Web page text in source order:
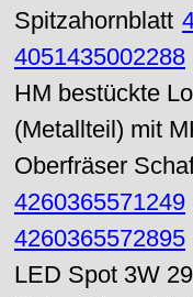
Spitzahornblatt
4051435002288
HM bestückte
(Metallteil) mit
Oberfräser
4260365571249
4260365572895
LED Spot 3W